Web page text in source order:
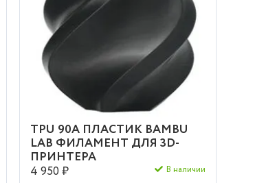
TPU 90A ПЛАСТИК BAMBU
LAB ФИЛАМЕНТ ДЛЯ 3D-
ПРИНТЕРА
4 950 ₽
В наличии